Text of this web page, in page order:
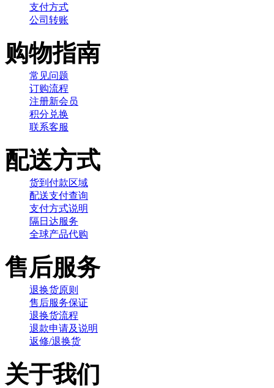
支付方式
公司转账
购物指南
常见问题
订购流程
注册新会员
积分兑换
联系客服
配送方式
货到付款区域
配送支付查询
支付方式说明
隔日达服务
全球产品代购
售后服务
退换货原则
售后服务保证
退换货流程
退款申请及说明
返修/退换货
关于我们